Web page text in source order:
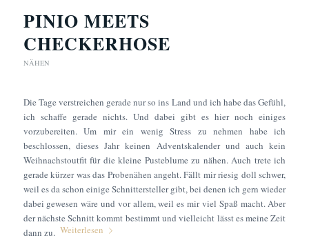
PINIO MEETS
CHECKERHOSE
NÄHEN
Die Tage verstreichen gerade nur so ins Land und ich habe das Gefühl,
ich schaffe gerade nichts. Und dabei gibt es hier noch einiges
vorzubereiten. Um mir ein wenig Stress zu nehmen habe ich
beschlossen, dieses Jahr keinen Adventskalender und auch kein
Weihnachstoutfit für die kleine Pusteblume zu nähen. Auch trete ich
gerade kürzer was das Probenähen angeht. Fällt mir riesig doll schwer,
weil es da schon einige Schnittersteller gibt, bei denen ich gern wieder
dabei gewesen wäre und vor allem, weil es mir viel Spaß macht. Aber
der nächste Schnitt kommt bestimmt und vielleicht lässt es meine Zeit
dann zu. Weiterlesen